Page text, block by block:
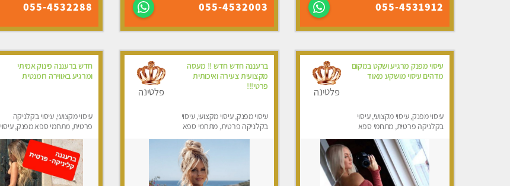
055-4531912
055-4532003
055-4532288
עיסוי מפנק מרגיע ושקט במקום
מדהים עיסוי מושקע מאוד
עיסוי מפנק, עיסוי מקצועי, עיסוי
בקלניקה פרטית, מתחמי ספא
פלטינה
ברעננה חדש חדש !! מעסה
מקצועית צעירה ואיכותית
פרטי!!!
עיסוי מפנק, עיסוי מקצועי, עיסוי
בקלניקה פרטית, מתחמי ספא
פלטינה
חדש ברעננה פינוק אמיתי
ומרגיע באווירה רומנטית
עיסוי מקצועי, עיסוי בקלניקה
פרטית, מתחמי ספא מפנק, עיסוי